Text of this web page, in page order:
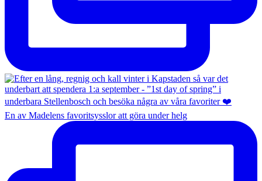
En av Madelens favoritsysslor att göra under helg